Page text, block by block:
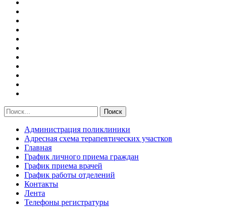
Администрация поликлиники
Адресная схема терапевтических участков
Главная
График личного приема граждан
График приема врачей
График работы отделений
Контакты
Лента
Телефоны регистратуры